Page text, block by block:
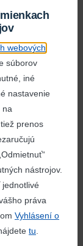
webových
súborov
iné
nastavenie
na
prenos
nástrojov.
jednotlivé
práva
Vyhlásení o
tu.
GmbH.
a Lidl ho
nielen
daňovú
do štátneho
24 000
z celej
osôb
Slovenska
ktorá